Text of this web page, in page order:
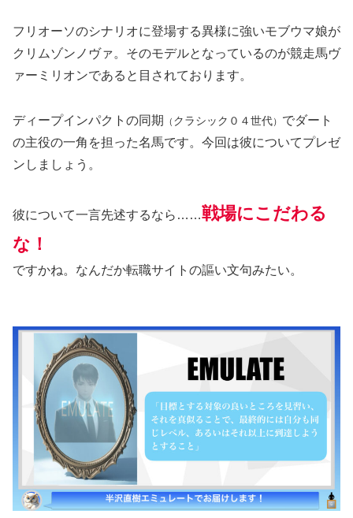
フリオーソのシナリオに登場する異様に強いモブウマ娘が
クリムゾンノヴァ。そのモデルとなっているのが競走馬ヴ
ァーミリオンであると目されております。
ディープインパクトの同期 （ クラシック０４世代） でダート
の主役の一角を担った名馬です。今回は彼についてプレゼ
ンしましょう。
彼について一言先述するなら……戦場にこだわる
な！
ですかね。なんだか転職サイトの謳い文句みたい。